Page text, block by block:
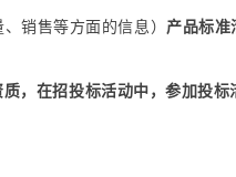
销售等方面的信息） 产品标准
，在招投标活动中，参加投标